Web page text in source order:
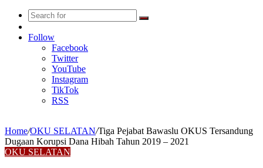
Search
Article
Follow
Facebook
Twitter
YouTube
Instagram
TikTok
RSS
Home/OKU SELATAN/Tiga Pejabat Bawaslu OKUS Tersandung
Dugaan Korupsi Dana Hibah Tahun 2019 – 2021
OKU SELATAN